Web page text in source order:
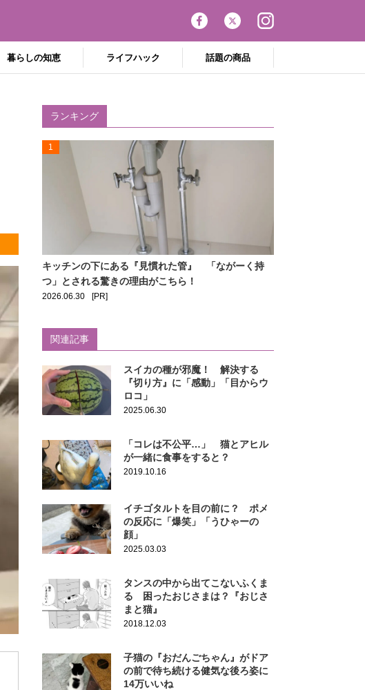
暮らしの知恵 ライフハック 話題の商品
ランキング
1
キッチンの下にある『見慣れた管』 「ながーく持
つ」とされる驚きの理由がこちら！
2026.06.30 [PR]
関連記事
スイカの種が邪魔！ 解決する
『切り方』に「感動」「目からウ
ロコ」
2025.06.30
「コレは不公平…」 猫とアヒル
が一緒に食事をすると？
2019.10.16
イチゴタルトを目の前に？ ポメ
の反応に「爆笑」「うひゃーの
顔」
2025.03.03
タンスの中から出てこないふくま
る 困ったおじさまは？『おじさ
まと猫』
2018.12.03
子猫の『おだんごちゃん』がドア
の前で待ち続ける健気な後ろ姿に
14万いいね